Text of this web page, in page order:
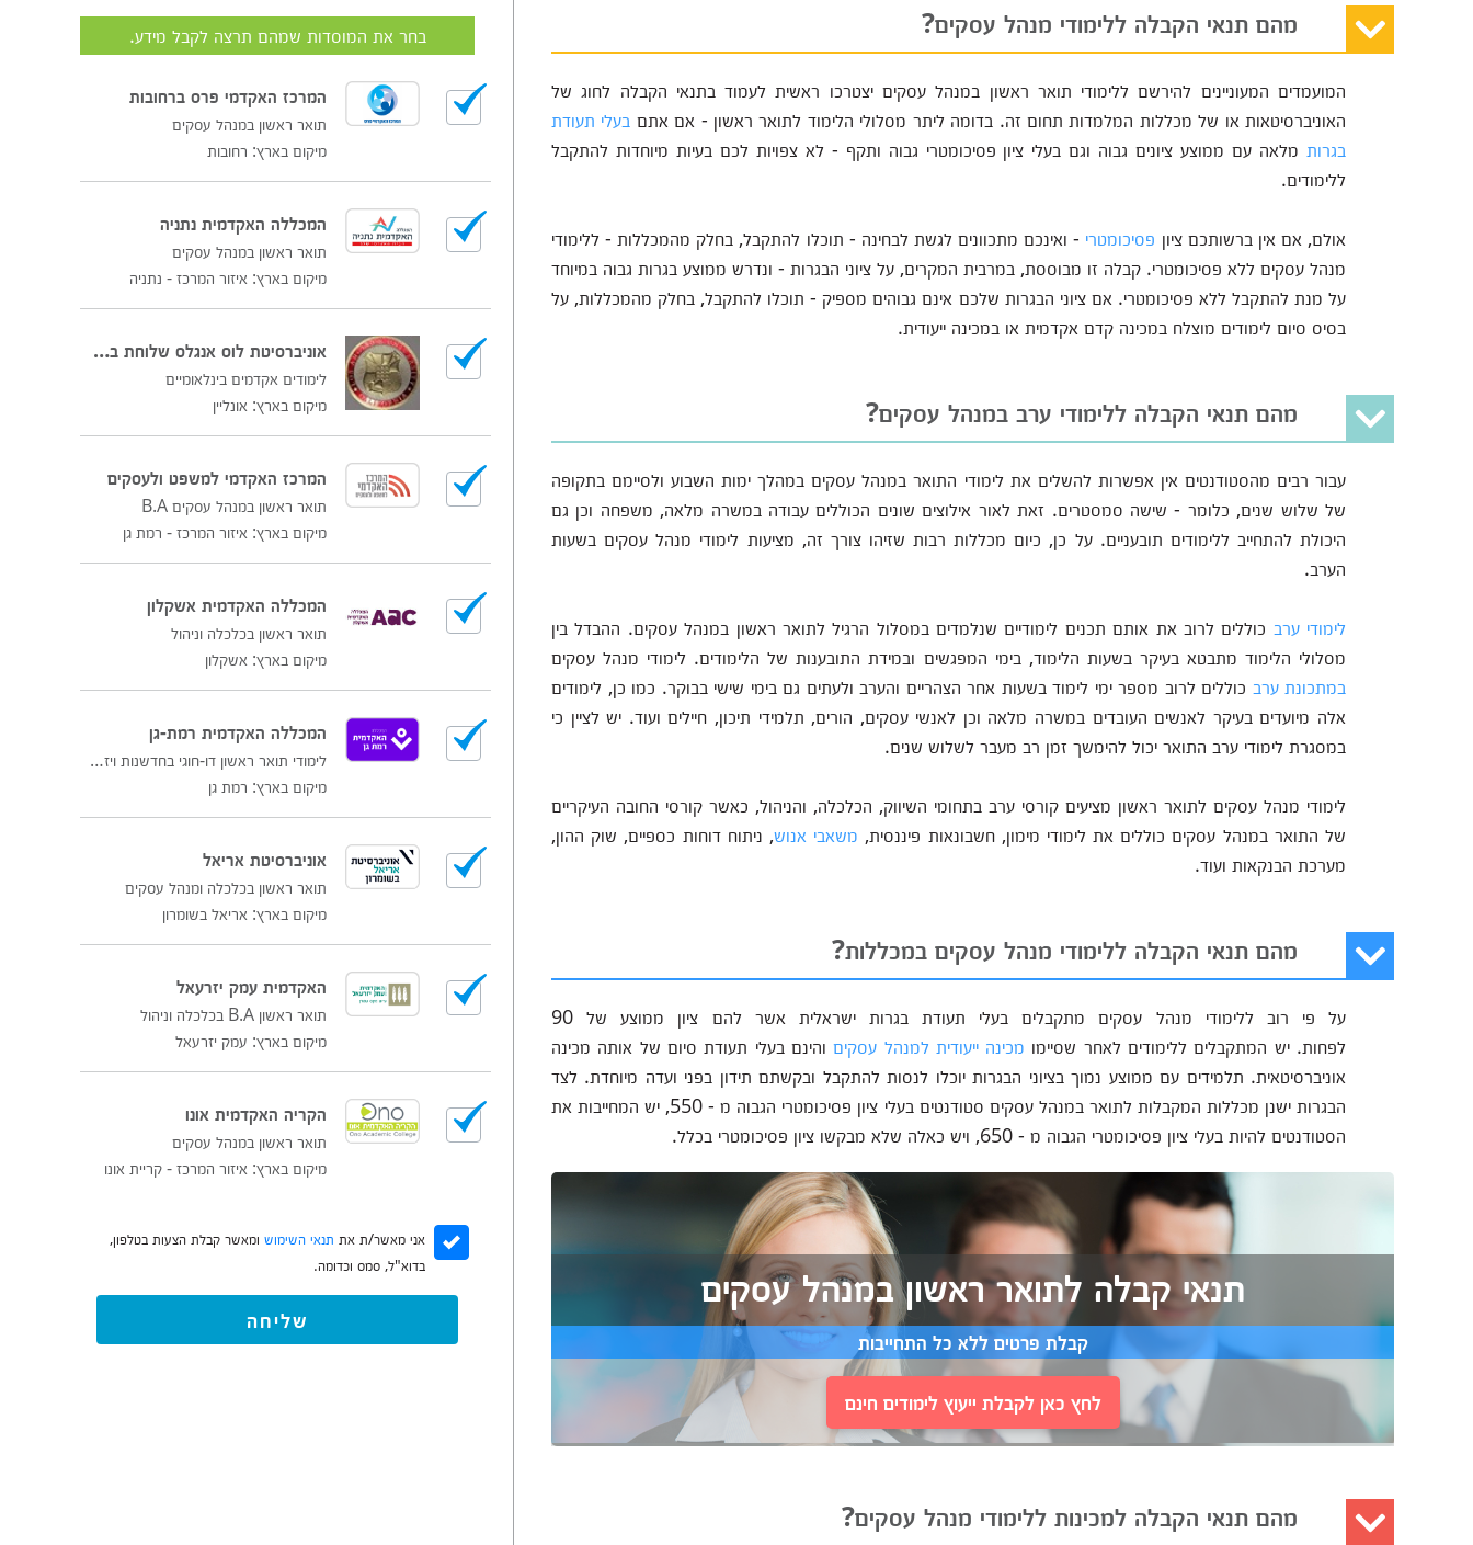
מהם תנאי הקבלה ללימודי מנהל עסקים?
המועמדים המעוניינים להירשם ללימודי תואר ראשון במנהל עסקים יצטרכו ראשית לעמוד בתנאי הקבלה לחוג של
האוניברסיטאות או של מכללות המלמדות תחום זה. בדומה ליתר מסלולי הלימוד לתואר ראשון - אם אתם בעלי תעודת
בגרות מלאה עם ממוצע ציונים גבוה וגם בעלי ציון פסיכומטרי גבוה ותקף - לא צפויות לכם בעיות מיוחדות להתקבל
ללימודים.
אולם, אם אין ברשותכם ציון פסיכומטרי - ואינכם מתכוונים לגשת לבחינה - תוכלו להתקבל, בחלק מהמכללות - ללימודי
מנהל עסקים ללא פסיכומטרי. קבלה זו מבוססת, במרבית המקרים, על ציוני הבגרות - ונדרש ממוצע בגרות גבוה במיוחד
על מנת להתקבל ללא פסיכומטרי. אם ציוני הבגרות שלכם אינם גבוהים מספיק - תוכלו להתקבל, בחלק מהמכללות, על
בסיס סיום לימודים מוצלח במכינה קדם אקדמית או במכינה ייעודית.
מהם תנאי הקבלה ללימודי ערב במנהל עסקים?
עבור רבים מהסטודנטים אין אפשרות להשלים את לימודי התואר במנהל עסקים במהלך ימות השבוע ולסיימם בתקופה
של שלוש שנים, כלומר - שישה סמסטרים. זאת לאור אילוצים שונים הכוללים עבודה במשרה מלאה, משפחה וכן גם
היכולת להתחייב ללימודים תובעניים. על כן, כיום מכללות רבות שזיהו צורך זה, מציעות לימודי מנהל עסקים בשעות
הערב.
לימודי ערב כוללים לרוב את אותם תכנים לימודיים שנלמדים במסלול הרגיל לתואר ראשון במנהל עסקים. ההבדל בין
מסלולי הלימוד מתבטא בעיקר בשעות הלימוד, בימי המפגשים ובמידת התובענות של הלימודים. לימודי מנהל עסקים
במתכונת ערב כוללים לרוב מספר ימי לימוד בשעות אחר הצהריים והערב ולעתים גם בימי שישי בבוקר. כמו כן, לימודים
אלה מיועדים בעיקר לאנשים העובדים במשרה מלאה וכן לאנשי עסקים, הורים, תלמידי תיכון, חיילים ועוד. יש לציין כי
במסגרת לימודי ערב התואר יכול להימשך זמן רב מעבר לשלוש שנים.
לימודי מנהל עסקים לתואר ראשון מציעים קורסי ערב בתחומי השיווק, הכלכלה, והניהול, כאשר קורסי החובה העיקריים
של התואר במנהל עסקים כוללים את לימודי מימון, חשבונאות פיננסית, משאבי אנוש, ניתוח דוחות כספיים, שוק ההון,
מערכת הבנקאות ועוד.
מהם תנאי הקבלה ללימודי מנהל עסקים במכללות?
על פי רוב ללימודי מנהל עסקים מתקבלים בעלי תעודת בגרות ישראלית אשר להם ציון ממוצע של 90
לפחות. יש המתקבלים ללימודים לאחר שסיימו מכינה ייעודית למנהל עסקיםוהינם בעלי תעודת סיום של אותה מכינה
אוניברסיטאית. תלמידים עם ממוצע נמוך בציוני הבגרות יוכלו לנסות להתקבל ובקשתם תידון בפני ועדה מיוחדת. לצד
הבגרות ישנן מכללות המקבלות לתואר במנהל עסקים סטודנטים בעלי ציון פסיכומטרי הגבוה מ - 550, יש המחייבות את
הסטודנטים להיות בעלי ציון פסיכומטרי הגבוה מ - 650, ויש כאלה שלא מבקשו ציון פסיכומטרי בכלל.
תנאי קבלה לתואר ראשון במנהל עסקים
קבלת פרטים ללא כל התחייבות
לחץ כאן לקבלת ייעוץ לימודים חינם
מהם תנאי הקבלה למכינות ללימודי מנהל עסקים?
בחר את המוסדות שמהם תרצה לקבל מידע.
המרכז האקדמי פרס ברחובות
תואר ראשון במנהל עסקים
מיקום בארץ: רחובות
המכללה האקדמית נתניה
תואר ראשון במנהל עסקים
מיקום בארץ: איזור המרכז - נתניה
אוניברסיטת לוס אנגלס שלוחת בטומי גיאורגיה
לימודים אקדמים בינלאומיים
מיקום בארץ: אונליין
המרכז האקדמי למשפט ולעסקים
תואר ראשון במנהל עסקים B.A
מיקום בארץ: איזור המרכז - רמת גן
המכללה האקדמית אשקלון
תואר ראשון בכלכלה וניהול
מיקום בארץ: אשקלון
המכללה האקדמית רמת-גן
לימודי תואר ראשון דו-חוגי בחדשנות ויזמות ובניהול
מיקום בארץ: רמת גן
אוניברסיטת אריאל
תואר ראשון בכלכלה ומנהל עסקים
מיקום בארץ: אריאל בשומרון
האקדמית עמק יזרעאל
תואר ראשון B.A בכלכלה וניהול
מיקום בארץ: עמק יזרעאל
הקריה האקדמית אונו
תואר ראשון במנהל עסקים
מיקום בארץ: איזור המרכז - קריית אונו
אני מאשר/ת את תנאי השימוש ומאשר קבלת הצעות בטלפון,
בדוא"ל, סמס וכדומה.
שליחה